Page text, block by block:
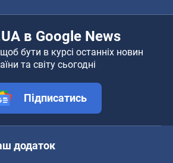
в Google News
бути в курсі останніх новин
та світу сьогодні
Підписатись
додаток